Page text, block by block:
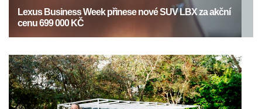
Lexus Business Week přinese nové SUV LBX za akční
cenu 699 000 KČ